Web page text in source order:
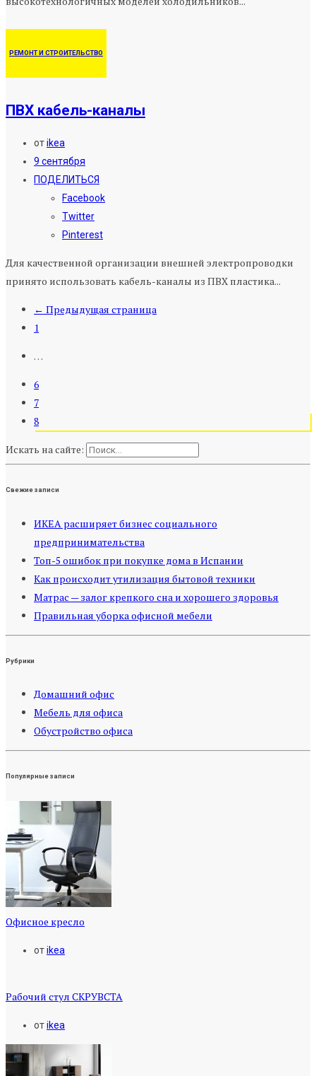
РЕМОНТ И СТРОИТЕЛЬСТВО
ПВХ кабель-каналы
отikea
9 сентября
ПОДЕЛИТЬСЯ
Facebook
Twitter
Pinterest
Для качественной организации внешней электропроводки
принято использовать кабель-каналы из ПВХ пластика...
← Предыдущая страница
1
…
6
7
8
Искать на сайте:
Свежие записи
ИКЕА расширяет бизнес социального
предпринимательства
Топ-5 ошибок при покупке дома в Испании
Как происходит утилизация бытовой техники
Матрас — залог крепкого сна и хорошего здоровья
Правильная уборка офисной мебели
Рубрики
Домашний офис
Мебель для офиса
Обустройство офиса
Популярные записи
Офисное кресло
отikea
Рабочий стул СКРУВСТА
отikea